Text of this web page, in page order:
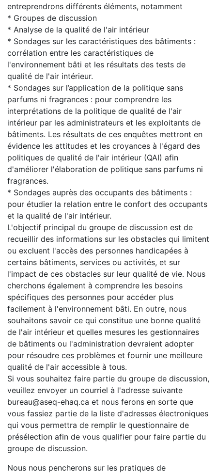
entreprendrons différents éléments, notamment
* Groupes de discussion
* Analyse de la qualité de l'air intérieur
* Sondages sur les caractéristiques des bâtiments :
corrélation entre les caractéristiques de
l'environnement bâti et les résultats des tests de
qualité de l'air intérieur.
* Sondages sur l’application de la politique sans
parfums ni fragrances : pour comprendre les
interprétations de la politique de qualité de l'air
intérieur par les administrateurs et les exploitants de
bâtiments. Les résultats de ces enquêtes mettront en
évidence les attitudes et les croyances à l'égard des
politiques de qualité de l'air intérieur (QAI) afin
d'améliorer l'élaboration de politique sans parfums ni
fragrances.
* Sondages auprès des occupants des bâtiments :
pour étudier la relation entre le confort des occupants
et la qualité de l'air intérieur.
L'objectif principal du groupe de discussion est de
recueillir des informations sur les obstacles qui limitent
ou excluent l'accès des personnes handicapées à
certains bâtiments, services ou activités, et sur
l'impact de ces obstacles sur leur qualité de vie. Nous
cherchons également à comprendre les besoins
spécifiques des personnes pour accéder plus
facilement à l'environnement bâti. En outre, nous
souhaitons savoir ce qui constitue une bonne qualité
de l'air intérieur et quelles mesures les gestionnaires
de bâtiments ou l'administration devraient adopter
pour résoudre ces problèmes et fournir une meilleure
qualité de l'air accessible à tous.
Si vous souhaitez faire partie du groupe de discussion,
veuillez envoyer un courriel à l'adresse suivante
bureau@aseq-ehaq.ca et nous ferons en sorte que
vous fassiez partie de la liste d'adresses électroniques
qui vous permettra de remplir le questionnaire de
présélection afin de vous qualifier pour faire partie du
groupe de discussion.
Nous nous pencherons sur les pratiques de